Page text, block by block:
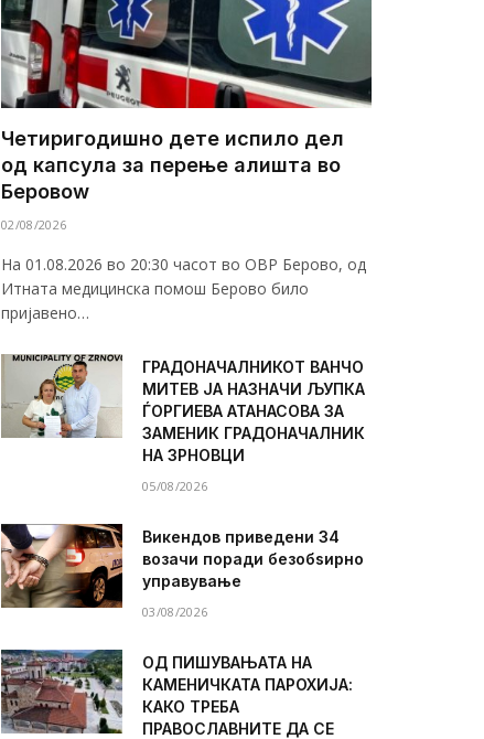
Четиригодишно дете испило дел
од капсула за перење алишта во
Беровоw
02/08/2026
На 01.08.2026 во 20:30 часот во ОВР Берово, од
Итната медицинска помош Берово било
пријавено…
ГРАДОНАЧАЛНИКОТ ВАНЧО
МИТЕВ ЈА НАЗНАЧИ ЉУПКА
ЃОРГИЕВА АТАНАСОВА ЗА
ЗАМЕНИК ГРАДОНАЧАЛНИК
НА ЗРНОВЦИ
05/08/2026
Викендов приведени 34
возачи поради безобѕирно
управување
03/08/2026
ОД ПИШУВАЊАТА НА
КАМЕНИЧКАТА ПАРОХИЈА:
КАКО ТРЕБА
ПРАВОСЛАВНИТЕ ДА СЕ